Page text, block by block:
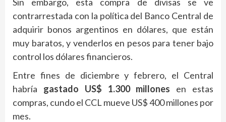
contrarrestada con la política del Banco Central de
adquirir bonos argentinos en dólares, que están
muy baratos, y venderlos en pesos para tener bajo
control los dólares financieros.
Entre fines de diciembre y febrero, el Central
habría gastado US$ 1.300 millones en estas
compras, cundo el CCL mueve US$ 400 millones por
mes.